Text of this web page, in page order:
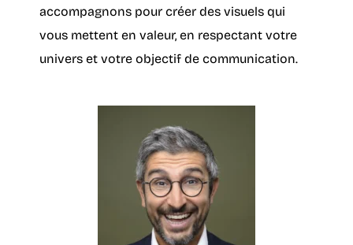
accompagnons pour créer des visuels qui
vous mettent en valeur, en respectant votre
univers et votre objectif de communication.